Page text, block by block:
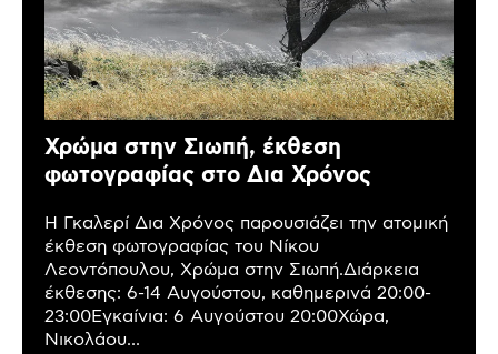
Χρώμα στην Σιωπή, έκθεση
φωτογραφίας στο Δια Χρόνος
Η Γκαλερί Δια Χρόνος παρουσιάζει την ατομική
έκθεση φωτογραφίας του Νίκου
Λεοντόπουλου, Χρώμα στην Σιωπή.Διάρκεια
έκθεσης: 6-14 Αυγούστου, καθημερινά 20:00-
23:00Εγκαίνια: 6 Αυγούστου 20:00Χώρα,
Νικολάου...